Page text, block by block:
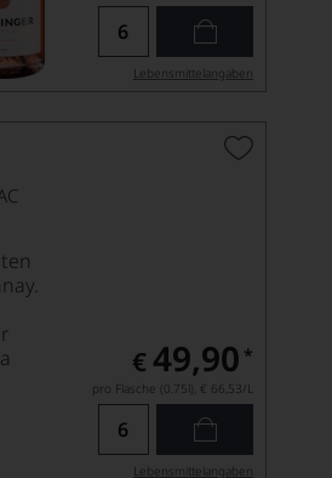
Lebensmittel­angaben
€ 49,90 *
pro Flasche (0.75l), € 66,53/L
Lebensmittel­angaben